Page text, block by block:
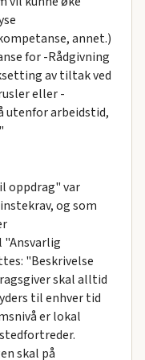
annet.)
for -Rådgivning
av tiltak ved
eller -
utenfor arbeidstid,
oppdrag" var
og som
"Beskrivelse
skal alltid
til enhver tid
er lokal
skal på